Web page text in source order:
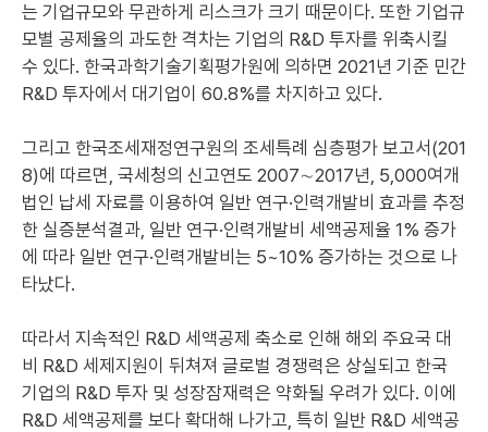
는 기업규모와 무관하게 리스크가 크기 때문이다. 또한 기업규
모별 공제율의 과도한 격차는 기업의 R&D 투자를 위축시킬
수 있다. 한국과학기술기획평가원에 의하면 2021년 기준 민간
R&D 투자에서 대기업이 60.8%를 차지하고 있다.
그리고 한국조세재정연구원의 조세특례 심층평가 보고서(201
8)에 따르면, 국세청의 신고연도 2007∼2017년, 5,000여개
법인 납세 자료를 이용하여 일반 연구·인력개발비 효과를 추정
한 실증분석결과, 일반 연구·인력개발비 세액공제율 1% 증가
에 따라 일반 연구·인력개발비는 5~10% 증가하는 것으로 나
타났다.
따라서 지속적인 R&D 세액공제 축소로 인해 해외 주요국 대
비 R&D 세제지원이 뒤쳐져 글로벌 경쟁력은 상실되고 한국
기업의 R&D 투자 및 성장잠재력은 약화될 우려가 있다. 이에
R&D 세액공제를 보다 확대해 나가고, 특히 일반 R&D 세액공